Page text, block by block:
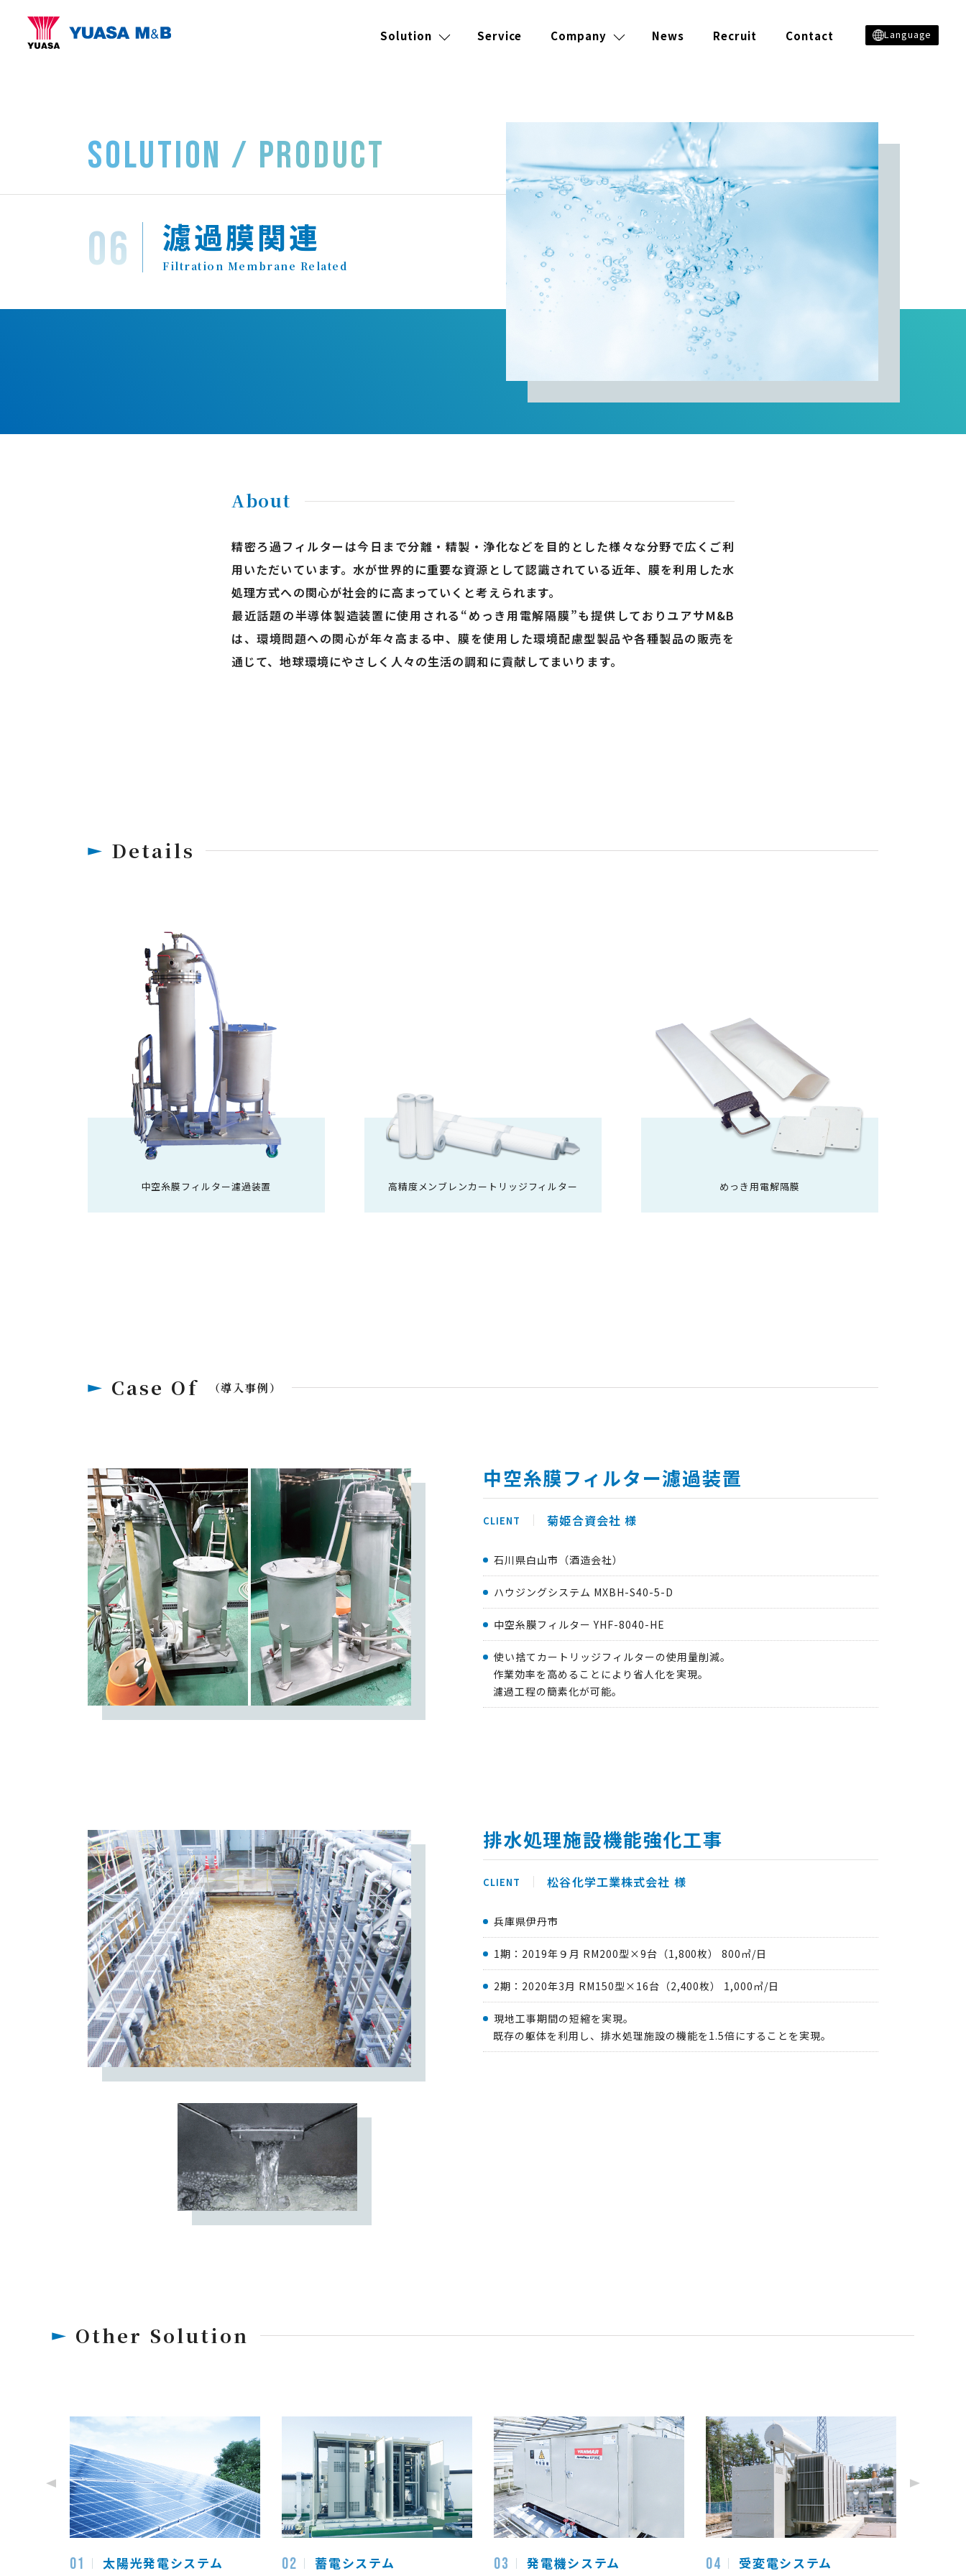
Solution Service Company News Recruit Contact Language
SOLUTION / PRODUCT
濾過膜関連
Filtration Membrane Related
About
精密ろ過フィルターは今日まで分離・精製・浄化などを目的とした様々な分野で広くご利
用いただいています。水が世界的に重要な資源として認識されている近年、膜を利用した水
処理方式への関心が社会的に高まっていくと考えられます。
最近話題の半導体製造装置に使用される“めっき用電解隔膜”も提供しておりユアサM&B
は、環境問題への関心が年々高まる中、膜を使用した環境配慮型製品や各種製品の販売を
通じて、地球環境にやさしく人々の生活の調和に貢献してまいります。
Details
中空糸膜フィルター濾過装置 高精度メンブレンカートリッジフィルター めっき用電解隔膜
Case Of （導入事例）
中空糸膜フィルター濾過装置
菊姫合資会社
石川県白山市（酒造会社）
ハウジングシステム MXBH-S40-5-D
中空糸膜フィルター YHF-8040-HE
使い捨てカートリッジフィルターの使用量削減。
作業効率を高めることにより省人化を実現。
濾過工程の簡素化が可能。
排水処理施設機能強化工事
松谷化学工業株式会社
兵庫県伊丹市
1期：2019年９月 RM200型×9台（1,800枚） 800㎥/日
2期：2020年3月 RM150型×16台（2,400枚） 1,000㎥/日
現地工事期間の短縮を実現。
既存の躯体を利用し、排水処理施設の機能を1.5倍にすることを実現。
Other Solution
01 太陽光発電システム 02 蓄電システム 03 発電機システム 04 受変電システム